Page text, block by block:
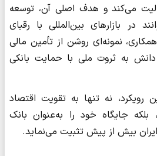
می‌کند و هدف اصلی آن، توسعه
در بازارهای بین‌المللی با رقبای
نمونه‌ای روشن از تأمین مالی
به ثروت ملی با حمایت بانکی
رویکرد، نه تنها به تقویت اقتصاد
جایگاه خود را به‌عنوان بانک
بیش از پیش تثبیت می‌نماید.